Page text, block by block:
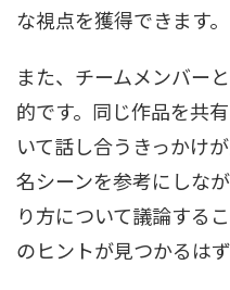
な視点を獲得できます。
また、チームメンバー
的です。同じ作品を共
いて話し合うきっかけ
名シーンを参考にしな
り方について議論する
のヒントが見つかるはず